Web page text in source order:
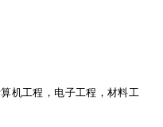
机工程，电子工程，材料工